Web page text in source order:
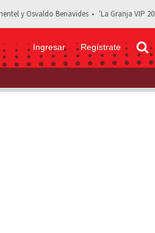
y Osvaldo Benavides 'La Granja VIP
Ingresar Regístrate
Araiza se encuentra aislado tras